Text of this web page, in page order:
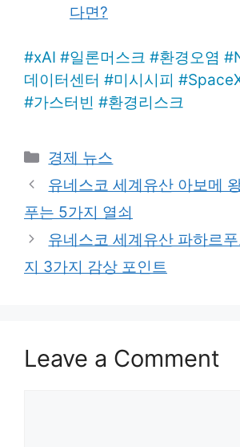
다면?
#xAI #일론머스크 #환경오염 #
데이터센터 #미시시피 #
#가스터빈 #환경리스크
Categories
경제 뉴스
유네스코 세계유산 아보메
푸는 5가지 열쇠
유네스코 세계유산 파하르
지 3가지 감상 포인트
Leave a Comment